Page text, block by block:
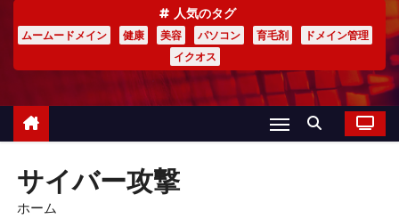
人気のタグ
ムームードメイン 健康 美容 パソコン 育毛剤
ドメイン管理
イクオス
サイバー攻撃
ホーム